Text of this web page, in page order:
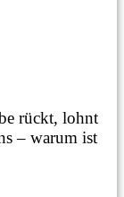
rückt, lohnt
– warum ist